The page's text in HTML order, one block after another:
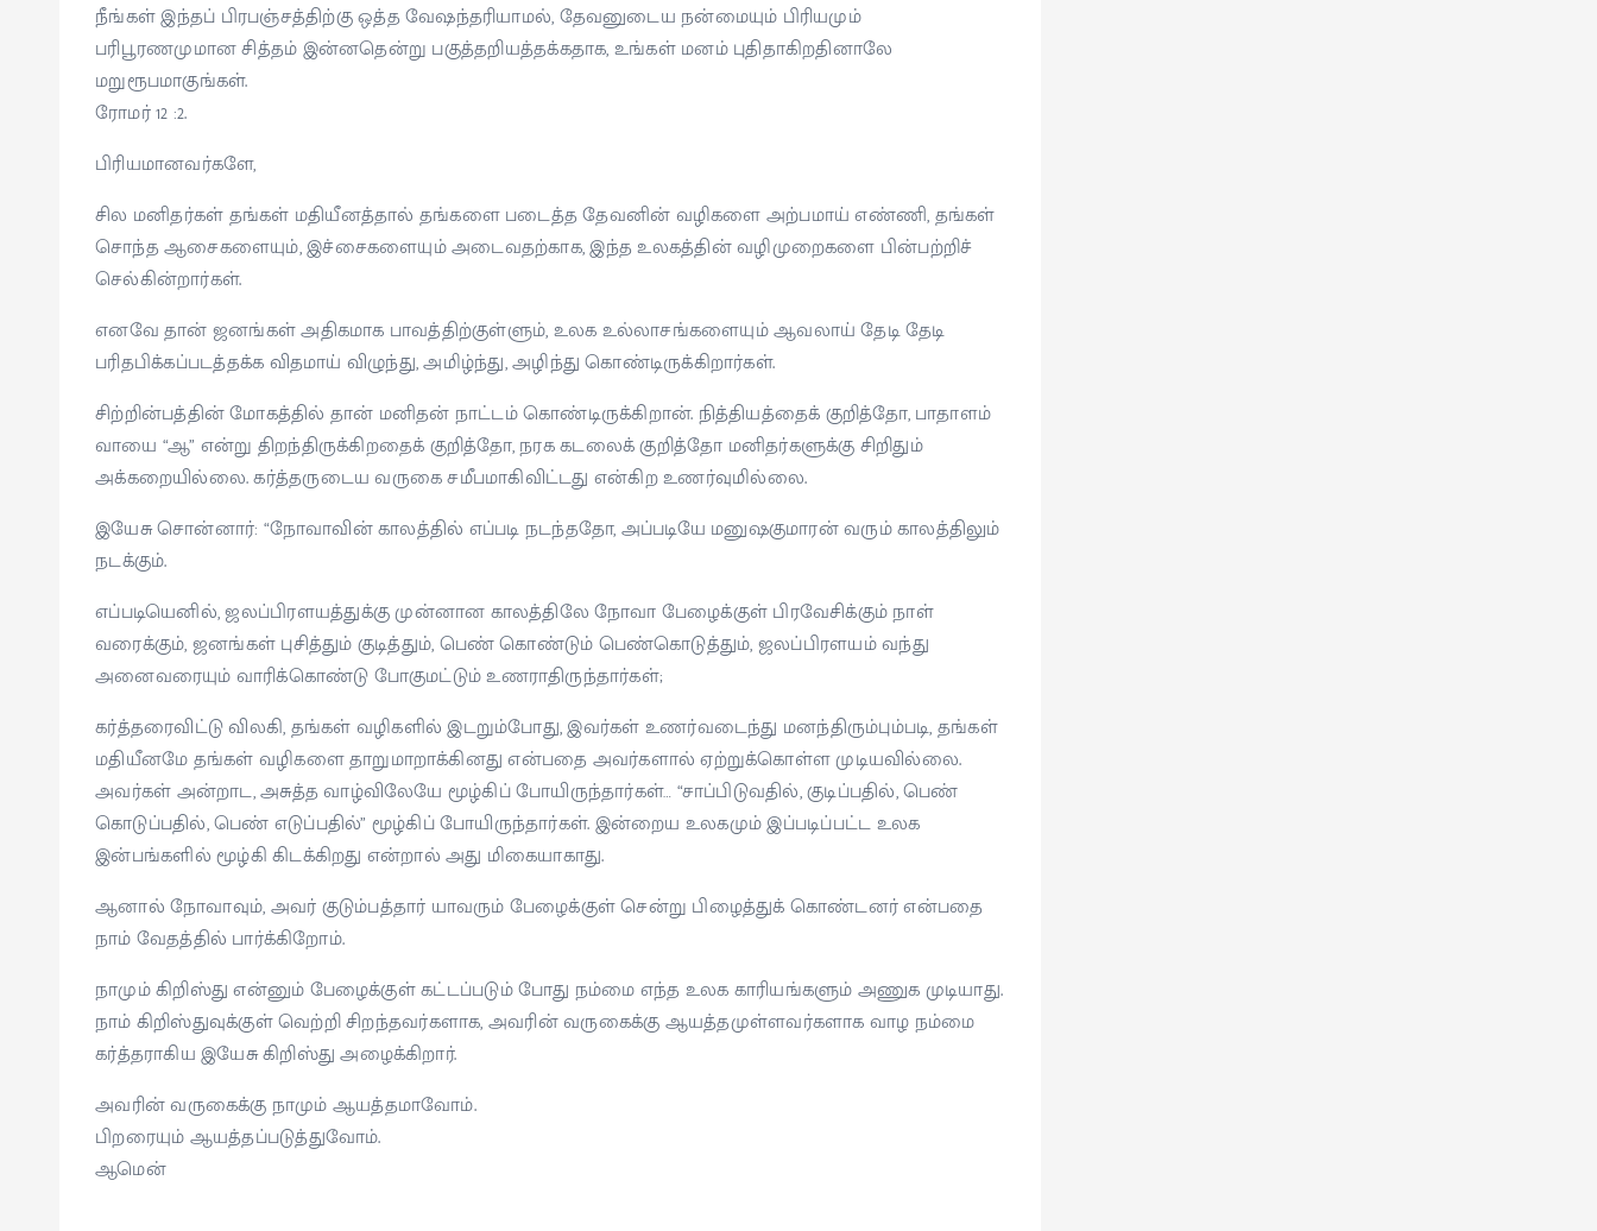
நீங்கள் இந்தப் பிரபஞ்சத்திற்கு ஒத்த வேஷந்தரியாமல், தேவனுடைய நன்மையும் பிரியமும்
பரிபூரணமுமான சித்தம் இன்னதென்று பகுத்தறியத்தக்கதாக, உங்கள் மனம் புதிதாகிறதினாலே
மறுரூபமாகுங்கள்.
ரோமர் 12 :2.
பிரியமானவர்களே,
சில மனிதர்கள் தங்கள் மதியீனத்தால் தங்களை படைத்த தேவனின் வழிகளை அற்பமாய் எண்ணி, தங்கள்
சொந்த ஆசைகளையும், இச்சைகளையும் அடைவதற்காக, இந்த உலகத்தின் வழிமுறைகளை பின்பற்றிச்
செல்கின்றார்கள்.
எனவே தான் ஜனங்கள் அதிகமாக பாவத்திற்குள்ளும், உலக உல்லாசங்களையும் ஆவலாய் தேடி தேடி
பரிதபிக்கப்படத்தக்க விதமாய் விழுந்து, அமிழ்ந்து, அழிந்து கொண்டிருக்கிறார்கள்.
சிற்றின்பத்தின் மோகத்தில் தான் மனிதன் நாட்டம் கொண்டிருக்கிறான். நித்தியத்தைக் குறித்தோ, பாதாளம்
வாயை “ஆ” என்று திறந்திருக்கிறதைக் குறித்தோ, நரக கடலைக் குறித்தோ மனிதர்களுக்கு சிறிதும்
அக்கறையில்லை. கர்த்தருடைய வருகை சமீபமாகிவிட்டது என்கிற உணர்வுமில்லை.
இயேசு சொன்னார்: “நோவாவின் காலத்தில் எப்படி நடந்ததோ, அப்படியே மனுஷகுமாரன் வரும் காலத்திலும்
நடக்கும்.
எப்படியெனில், ஜலப்பிரளயத்துக்கு முன்னான காலத்திலே நோவா பேழைக்குள் பிரவேசிக்கும் நாள்
வரைக்கும், ஜனங்கள் புசித்தும் குடித்தும், பெண் கொண்டும் பெண்கொடுத்தும், ஜலப்பிரளயம் வந்து
அனைவரையும் வாரிக்கொண்டு போகுமட்டும் உணராதிருந்தார்கள்;
கர்த்தரைவிட்டு விலகி, தங்கள் வழிகளில் இடறும்போது, இவர்கள் உணர்வடைந்து மனந்திரும்பும்படி, தங்கள்
மதியீனமே தங்கள் வழிகளை தாறுமாறாக்கினது என்பதை அவர்களால் ஏற்றுக்கொள்ள முடியவில்லை.
அவர்கள் அன்றாட, அசுத்த வாழ்விலேயே மூழ்கிப் போயிருந்தார்கள்… “சாப்பிடுவதில், குடிப்பதில், பெண்
கொடுப்பதில், பெண் எடுப்பதில்” மூழ்கிப் போயிருந்தார்கள். இன்றைய உலகமும் இப்படிப்பட்ட உலக
இன்பங்களில் மூழ்கி கிடக்கிறது என்றால் அது மிகையாகாது.
ஆனால் நோவாவும், அவர் குடும்பத்தார் யாவரும் பேழைக்குள் சென்று பிழைத்துக் கொண்டனர் என்பதை
நாம் வேதத்தில் பார்க்கிறோம்.
நாமும் கிறிஸ்து என்னும் பேழைக்குள் கட்டப்படும் போது நம்மை எந்த உலக காரியங்களும் அணுக முடியாது.
நாம் கிறிஸ்துவுக்குள் வெற்றி சிறந்தவர்களாக, அவரின் வருகைக்கு ஆயத்தமுள்ளவர்களாக வாழ நம்மை
கர்த்தராகிய இயேசு கிறிஸ்து அழைக்கிறார்.
அவரின் வருகைக்கு நாமும் ஆயத்தமாவோம்.
பிறரையும் ஆயத்தப்படுத்துவோம்.
ஆமென்